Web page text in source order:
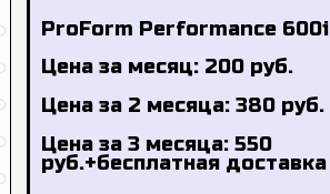
ProForm Performance 600i
Цена за месяц: 200 руб.
Цена за 2 месяца: 380 руб.
Цена за 3 месяца: 550
руб.+бесплатная доставка